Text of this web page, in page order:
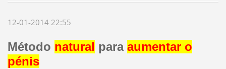
12-01-2014 22:55
Método natural para aumentar o
pénis